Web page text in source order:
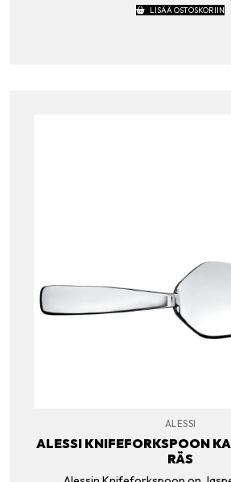
LISÄÄ OSTOSKORIIN
ALESSI
ALESSI KNIFEFORKSPOON
RÄS